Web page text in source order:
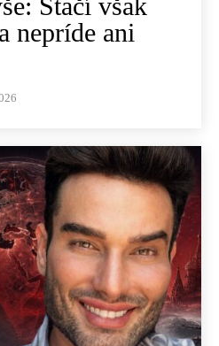
Stačí však
nepríde ani